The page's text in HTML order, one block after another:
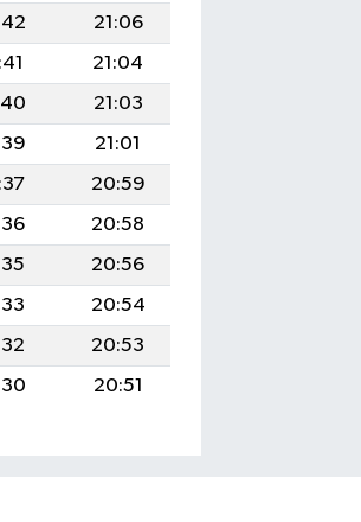
21:06
21:04
21:03
21:01
20:59
20:58
20:56
20:54
20:53
20:51